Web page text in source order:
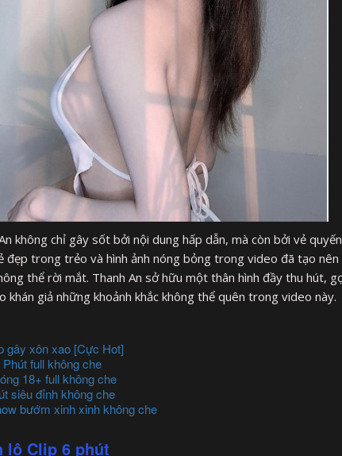
không chỉ gây sốt bởi nội dung hấp dẫn, mà còn bởi vẻ
đẹp trong trẻo và hình ảnh nóng bỏng trong video đã tạo
thể rời mắt. Thanh An sở hữu một thân hình đầy thu hút,
khán giả những khoảnh khắc không thể quên trong video này.
gây xôn xao [Cực Hot]
full không che
18+ full không che
siêu đỉnh không che
bướm xinh xinh không che
lộ Clip 6 phút